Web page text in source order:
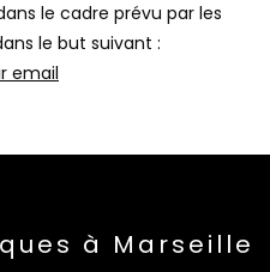
le cadre prévu par les
le but suivant :
email
à Marseille